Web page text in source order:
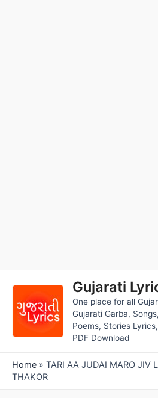
content
Gujarati
One place for all
Gujarati Garba,
Poems, Stories
PDF Download
Home » TARI AA JUDAI MARO JIV
THAKOR